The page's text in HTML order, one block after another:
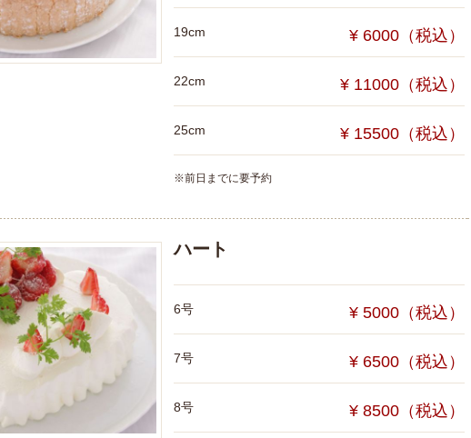
19cm ¥ 6000（税込）
22cm ¥ 11000（税込）
25cm ¥ 15500（税込）
※前日までに要予約
ハート
6号 ¥ 5000（税込）
7号 ¥ 6500（税込）
8号 ¥ 8500（税込）